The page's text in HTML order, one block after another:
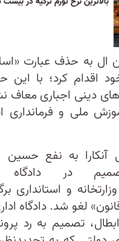
به حذف عبارت
اقدام کرد؛ با
دینی اجباری معاف
ملی و
آنکارا به نفع حسین
در دادگاه
و استانداری
لغو شد. دادگاه
تصمیم به رد